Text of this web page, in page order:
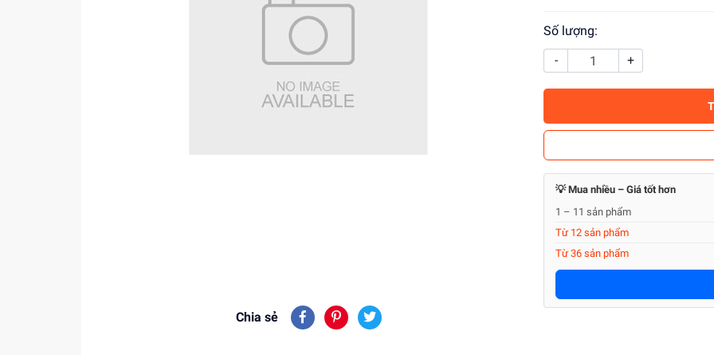
Chia sẻ
Số lượng:
-
+
💡 Mua nhiều – Giá tốt hơn
1 – 11 sản phẩm
Từ 12 sản phẩm
Từ 36 sản phẩm